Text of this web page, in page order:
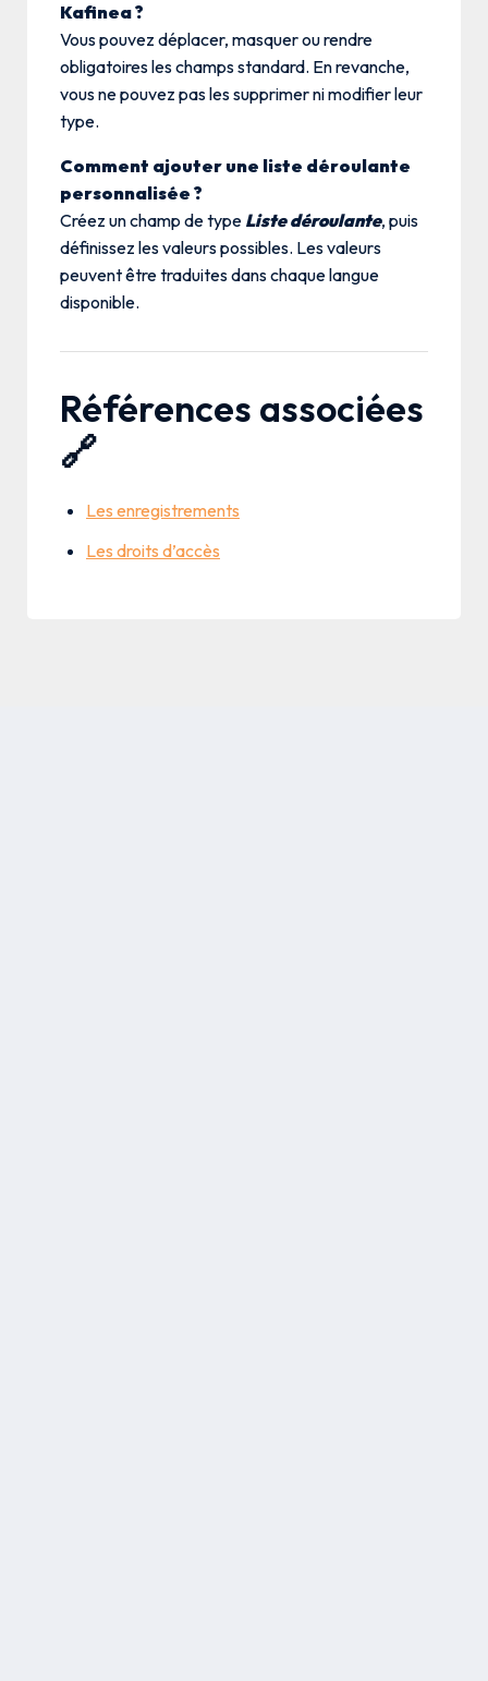
Kafinea ?
Vous pouvez déplacer, masquer ou rendre
obligatoires les champs standard. En revanche,
vous ne pouvez pas les supprimer ni modifier leur
type.
Comment ajouter une liste déroulante
personnalisée ?
Créez un champ de type Liste déroulante, puis
définissez les valeurs possibles. Les valeurs
peuvent être traduites dans chaque langue
disponible.
Références associées
🔗
Les enregistrements
Les droits d’accès